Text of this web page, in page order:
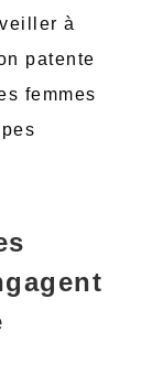
à
patente
femmes